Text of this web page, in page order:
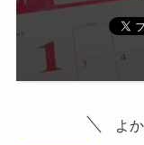
よ